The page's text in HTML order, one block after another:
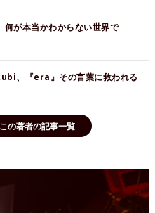
が本当かわからない世界で
、『era』その言葉に救われる
この著者の記事一覧